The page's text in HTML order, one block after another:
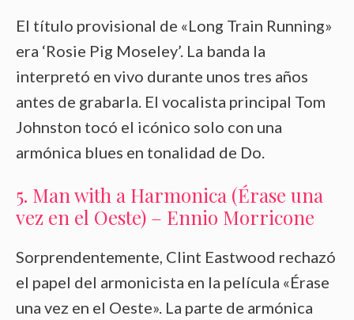
El título provisional de «Long Train Running»
era ‘Rosie Pig Moseley’. La banda la
interpretó en vivo durante unos tres años
antes de grabarla. El vocalista principal Tom
Johnston tocó el icónico solo con una
armónica blues en tonalidad de Do.
5. Man with a Harmonica (Érase una
vez en el Oeste) – Ennio Morricone
Sorprendentemente, Clint Eastwood rechazó
el papel del armonicista en la película «Érase
una vez en el Oeste». La parte de armónica